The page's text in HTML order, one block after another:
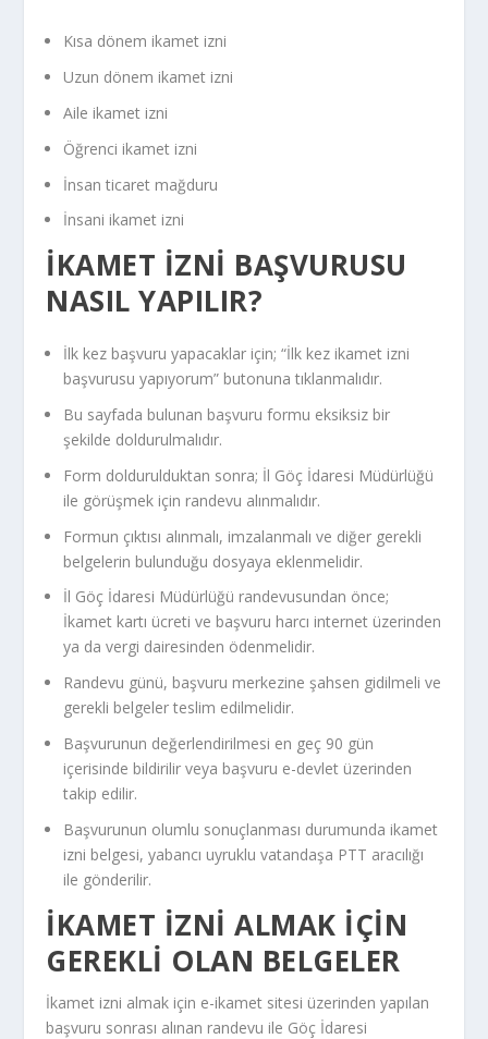
Kısa dönem ikamet izni
Uzun dönem ikamet izni
Aile ikamet izni
Öğrenci ikamet izni
İnsan ticaret mağduru
İnsani ikamet izni
İKAMET İZNI BAŞVURUSU
NASIL YAPILIR?
İlk kez başvuru yapacaklar için; “İlk kez ikamet izni
başvurusu yapıyorum” butonuna tıklanmalıdır.
Bu sayfada bulunan başvuru formu eksiksiz bir
şekilde doldurulmalıdır.
Form doldurulduktan sonra; İl Göç İdaresi Müdürlüğü
ile görüşmek için randevu alınmalıdır.
Formun çıktısı alınmalı, imzalanmalı ve diğer gerekli
belgelerin bulunduğu dosyaya eklenmelidir.
İl Göç İdaresi Müdürlüğü randevusundan önce;
İkamet kartı ücreti ve başvuru harcı internet üzerinden
ya da vergi dairesinden ödenmelidir.
Randevu günü, başvuru merkezine şahsen gidilmeli ve
gerekli belgeler teslim edilmelidir.
Başvurunun değerlendirilmesi en geç 90 gün
içerisinde bildirilir veya başvuru e-devlet üzerinden
takip edilir.
Başvurunun olumlu sonuçlanması durumunda ikamet
izni belgesi, yabancı uyruklu vatandaşa PTT aracılığı
ile gönderilir.
İKAMET İZNI ALMAK İÇIN
GEREKLI OLAN BELGELER
İkamet izni almak için e-ikamet sitesi üzerinden yapılan
başvuru sonrası alınan randevu ile Göç İdaresi